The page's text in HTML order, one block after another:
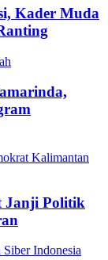
Kader Muda
Janji Politik